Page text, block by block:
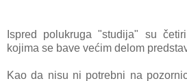
Ispred polukruga "studija" su
kojima se bave većim delom
Kao da nisu ni potrebni na